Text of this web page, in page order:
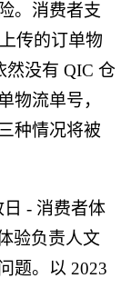
。消费者支
传的订单物
然没有 QIC 仓
物流单号，
种情况将被
- 消费者体
验负责人文
题。以 2023